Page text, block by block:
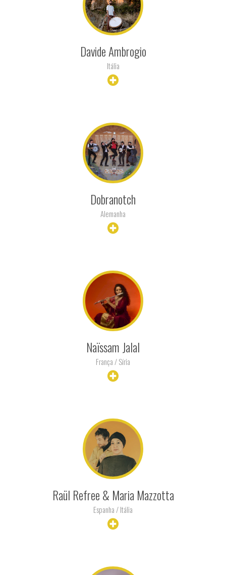
Davide Ambrogio
Itália
Dobranotch
Alemanha
Naïssam Jalal
França / Síria
Raül Refree & Maria Mazzotta
Espanha / Itália